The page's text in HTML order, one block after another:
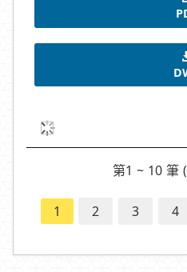
第1 ~ 10 筆
1 2 3 4